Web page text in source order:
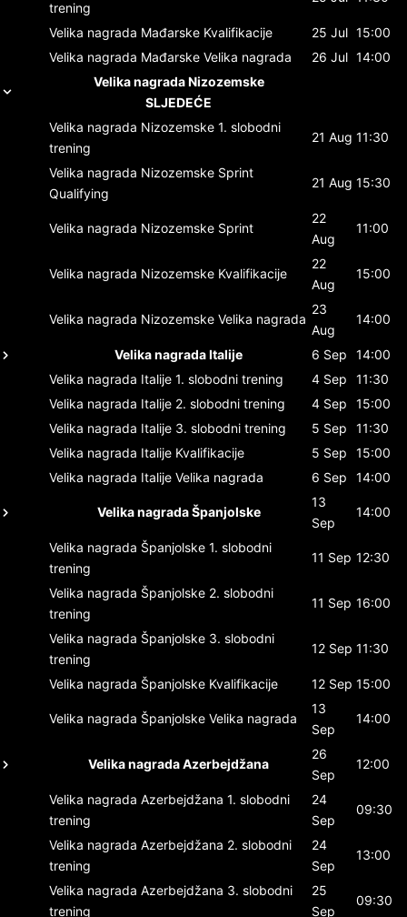
trening
Velika nagrada Mađarske Kvalifikacije 25 Jul 15:00
Velika nagrada Mađarske Velika nagrada 26 Jul 14:00
Velika nagrada Nizozemske
SLJEDEĆE
Velika nagrada Nizozemske 1. slobodni
trening
21 Aug 11:30
Velika nagrada Nizozemske Sprint
Qualifying
21 Aug 15:30
Velika nagrada Nizozemske Sprint
22
Aug
11:00
Velika nagrada Nizozemske Kvalifikacije
22
Aug
15:00
Velika nagrada Nizozemske Velika nagrada
23
Aug
14:00
Velika nagrada Italije 6 Sep
14:00
Velika nagrada Italije 1. slobodni trening 4 Sep
11:30
Velika nagrada Italije 2. slobodni trening 4 Sep
15:00
Velika nagrada Italije 3. slobodni trening 5 Sep
11:30
Velika nagrada Italije Kvalifikacije 5 Sep
15:00
Velika nagrada Italije Velika nagrada 6 Sep 14:00
Velika nagrada Španjolske
13
Sep
14:00
Velika nagrada Španjolske 1. slobodni
trening
11 Sep 12:30
Velika nagrada Španjolske 2. slobodni
trening
11 Sep 16:00
Velika nagrada Španjolske 3. slobodni
trening
12 Sep 11:30
Velika nagrada Španjolske Kvalifikacije 12 Sep 15:00
Velika nagrada Španjolske Velika nagrada
13
Sep
14:00
Velika nagrada Azerbejdžana
26
Sep
12:00
Velika nagrada Azerbejdžana 1. slobodni
trening
24
Sep
09:30
Velika nagrada Azerbejdžana 2. slobodni
trening
24
Sep
13:00
Velika nagrada Azerbejdžana 3. slobodni
trening
25
Sep
09:30